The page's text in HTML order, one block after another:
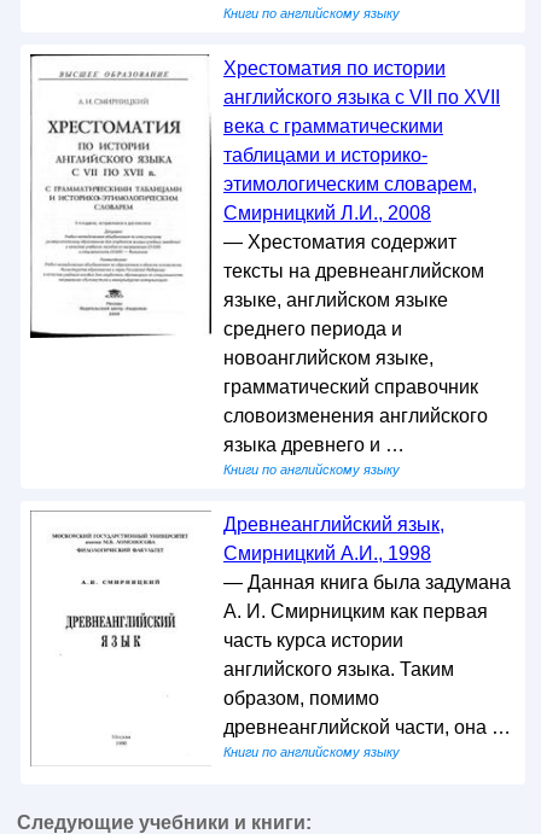
Книги по английскому языку
Хрестоматия по истории
английского языка с VII по XVII
века с грамматическими
таблицами и историко-
этимологическим словарем,
Смирницкий Л.И., 2008
— Хрестоматия содержит
тексты на древнеанглийском
языке, английском языке
среднего периода и
новоанглийском языке,
грамматический справочник
словоизменения английского
языка древнего и …
Книги по английскому языку
Древнеанглийский язык,
Смирницкий А.И., 1998
— Данная книга была задумана
А. И. Смирницким как первая
часть курса истории
английского языка. Таким
образом, помимо
древнеанглийской части, она …
Книги по английскому языку
Следующие учебники и книги: